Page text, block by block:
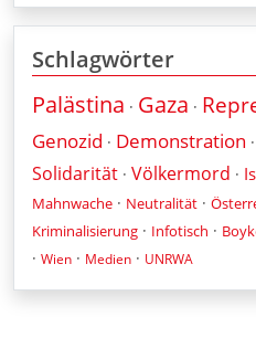
Schlagwörter
Palästina · Gaza ·
Genozid · Demonstration ·
Solidarität · Völkermord ·
Mahnwache · Neutralität ·
Kriminalisierung · Infotisch ·
· Wien · Medien · UNRWA